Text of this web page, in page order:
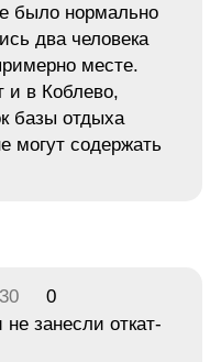
было нормально
два человека
месте.
и в Коблево,
базы отдыха
могут содержать
0
занесли откат-